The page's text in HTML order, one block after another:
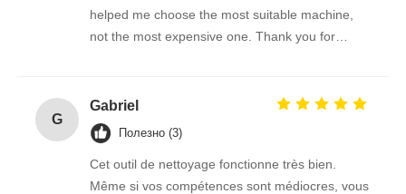
helped me choose the most suitable machine,
not the most expensive one. Thank you for
G
Gabriel
Полезно (3)
Cet outil de nettoyage fonctionne très bien.
Même si vos compétences sont médiocres, vous